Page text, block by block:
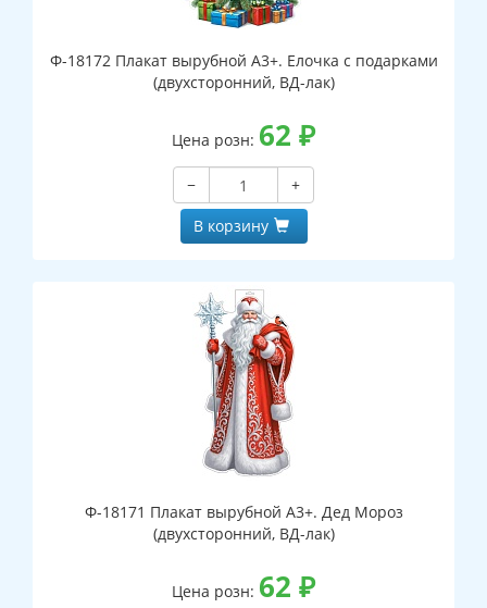
Ф-18172 Плакат вырубной А3+. Елочка с подарками
(двухсторонний, ВД-лак)
Цена розн: 62 ₽
−
+
В корзину
Ф-18171 Плакат вырубной А3+. Дед Мороз
(двухсторонний, ВД-лак)
Цена розн: 62 ₽